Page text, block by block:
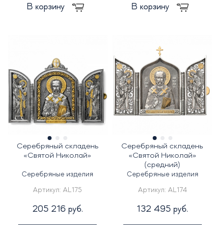
В корзину В корзину
Серебряный складень
«Святой Николай»
Серебряные изделия
Артикул:AL175
205 216 руб.
Серебряный складень
«Святой Николай»
(средний)
Серебряные изделия
Артикул: AL174
132 495 руб.